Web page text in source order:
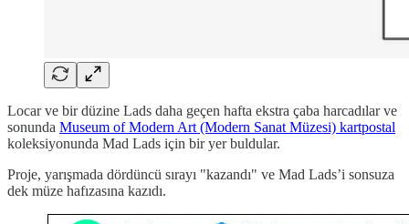
Locar ve bir düzine Lads daha geçen hafta ekstra çaba harcadılar ve
sonunda Museum of Modern Art (Modern Sanat Müzesi) kartpostal
koleksiyonunda Mad Lads için bir yer buldular.
Proje, yarışmada dördüncü sırayı "kazandı" ve Mad Lads’i sonsuza
dek müze hafızasına kazıdı.